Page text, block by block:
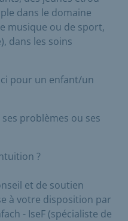
dans le domaine
musique ou de sport,
dans les soins
pour un enfant/un
problèmes ou ses
?
et de soutien
à votre disposition par
- IseF (spécialiste de